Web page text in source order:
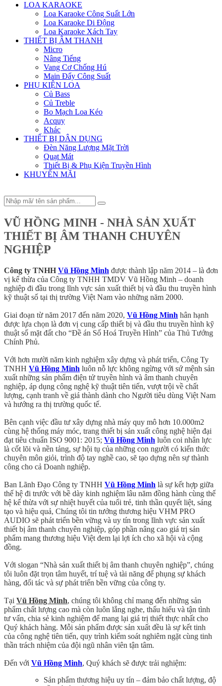
LOA KARAOKE
Loa Karaoke Công Suất Lớn
Loa Karaoke Di Động
Loa Karaoke Xách Tay
THIẾT BỊ ÂM THANH
Micro
Nâng Tiếng
Vang Cơ Chống Hú
Main Đẩy Công Suất
PHỤ KIỆN LOA
Củ Bass
Củ Treble
Bo Mạch Loa Kéo
Acquy
Khác
THIẾT BỊ DÂN DỤNG
Đèn Năng Lượng Mặt Trời
Quạt Mát
Thiết Bị & Phụ Kiện Truyền Hình
KHUYẾN MÃI
VŨ HỒNG MINH - NHÀ SẢN XUẤT
THIẾT BỊ ÂM THANH CHUYÊN
NGHIỆP
Công ty TNHH Vũ Hồng Minh được thành lập năm 2014 – là đơn
vị kế thừa của Công ty TNHH TMDV Vũ Hồng Minh – doanh
nghiệp đi đầu trong lĩnh vực sản xuất thiết bị và đầu thu truyền hình
kỹ thuật số tại thị trường Việt Nam vào những năm 2000.
Giai đoạn từ năm 2017 đến năm 2020, Vũ Hồng Minh hân hạnh
được lựa chọn là đơn vị cung cấp thiết bị và đầu thu truyền hình kỹ
thuật số mặt đất cho “Đề án Số Hoá Truyền Hình” của Thủ Tướng
Chính Phủ.
Với hơn mười năm kinh nghiệm xây dựng và phát triển, Công Ty
TNHH Vũ Hồng Minh luôn nỗ lực không ngừng với sứ mệnh sản
xuất những sản phẩm điện tử truyền hình và âm thanh chuyên
nghiệp, áp dụng công nghệ kỹ thuật tiên tiến, vượt trội về chất
lượng, cạnh tranh về giá thành dành cho Người tiêu dùng Việt Nam
và hướng ra thị trường quốc tế.
Bên cạnh việc đầu tư xây dựng nhà máy quy mô hơn 10.000m2
cùng hệ thống máy móc, trang thiết bị sản xuất công nghệ hiện đại
đạt tiêu chuẩn ISO 9001: 2015; Vũ Hồng Minh luôn coi nhân lực
là cốt lõi và nền tảng, sự hội tụ của những con người có kiến thức
chuyên môn giỏi, trình độ tay nghề cao, sẽ tạo dựng nên sự thành
công cho cả Doanh nghiệp.
Ban Lãnh Đạo Công ty TNHH Vũ Hồng Minh là sự kết hợp giữa
thế hệ đi trước với bề dày kinh nghiệm lâu năm đồng hành cùng thế
hệ kế thừa với sự nhiệt huyết của tuổi trẻ, tinh thần quyết liệt, sáng
tạo và hiệu quả, Chúng tôi tin tưởng thương hiệu VHM PRO
AUDIO sẽ phát triển bền vững và uy tín trong lĩnh vực sản xuất
thiết bị âm thanh chuyên nghiệp, góp phần nâng cao giá trị sản
phẩm mang thương hiệu Việt đem lại lợi ích cho xã hội và cộng
đồng.
Với slogan “Nhà sản xuất thiết bị âm thanh chuyên nghiệp”, chúng
tôi luôn đặt trọn tâm huyết, trí tuệ và tài năng để phụng sự khách
hàng, đối tác và sự phát triển bền vững của công ty.
Tại Vũ Hồng Minh, chúng tôi không chỉ mang đến những sản
phẩm chất lượng cao mà còn luôn lắng nghe, thấu hiểu và tận tình
tư vấn, chia sẻ kinh nghiệm để mang lại giá trị thiết thực nhất cho
Quý khách hàng. Mỗi sản phẩm được sản xuất đều là sự kết tinh
của công nghệ tiên tiến, quy trình kiểm soát nghiêm ngặt cùng tinh
thần trách nhiệm của đội ngũ nhân viên tận tâm.
Đến với Vũ Hồng Minh, Quý khách sẽ được trải nghiệm:
Sản phẩm thương hiệu uy tín – đảm bảo chất lượng, độ